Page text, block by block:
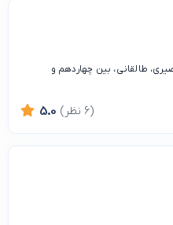
طالقانی، بین چهاردهم و
5.0 (6 نظر)